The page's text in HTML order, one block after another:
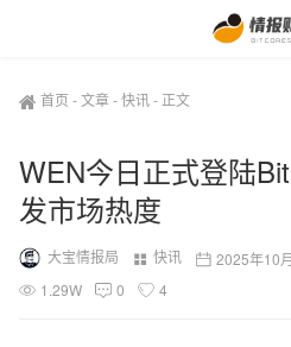
首页 -文章-快讯- 正文
WEN今日正式登陆
发市场热度
大宝情报局 快讯
2025年10
1.29W
0 4